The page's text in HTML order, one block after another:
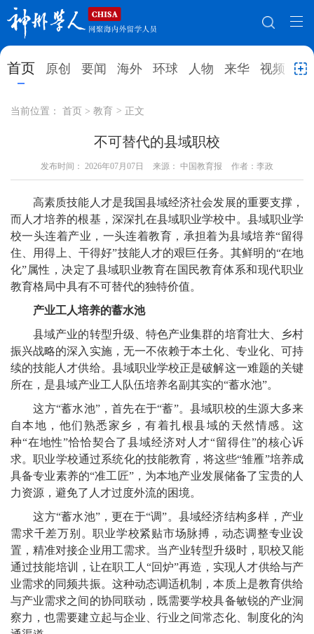
首页 原创 要闻 海外 环球 人物 来华 视频 教
网站地图
首页 原创
人物 来华
教育 就业创业 合作办学 直播访谈
留学 人才 学术 观点
综合 深度 专题 实用信息
招聘信息 更多数据
当前位置： 首页 > 教育 > 正文
不可替代的县域职校
发布时间： 2026年07月07日 来源： 中国教育报 作者：李政
高素质技能人才是我国县域经济社会发展的重要支撑，
而人才培养的根基，深深扎在县域职业学校中。县域职业学
校一头连着产业，一头连着教育，承担着为县域培养“留得
住、用得上、干得好”技能人才的艰巨任务。其鲜明的“在地
化”属性，决定了县域职业教育在国民教育体系和现代职业
教育格局中具有不可替代的独特价值。
产业工人培养的蓄水池
县域产业的转型升级、特色产业集群的培育壮大、乡村
振兴战略的深入实施，无一不依赖于本土化、专业化、可持
续的技能人才供给。县域职业学校正是破解这一难题的关键
所在，是县域产业工人队伍培养名副其实的“蓄水池”。
这方“蓄水池”，首先在于“蓄”。县域职校的生源大多来
自本地，他们熟悉家乡，有着扎根县域的天然情感。这
种“在地性”恰恰契合了县域经济对人才“留得住”的核心诉
求。职业学校通过系统化的技能教育，将这些“雏雁”培养成
具备专业素养的“准工匠”，为本地产业发展储备了宝贵的人
力资源，避免了人才过度外流的困境。
这方“蓄水池”，更在于“调”。县域经济结构多样，产业
需求千差万别。职业学校紧贴市场脉搏，动态调整专业设
置，精准对接企业用工需求。当产业转型升级时，职校又能
通过技能培训，让在职工人“回炉”再造，实现人才供给与产
业需求的同频共振。这种动态调适机制，本质上是教育供给
与产业需求之间的协同联动，既需要学校具备敏锐的产业洞
察力，也需要建立起与企业、行业之间常态化、制度化的沟